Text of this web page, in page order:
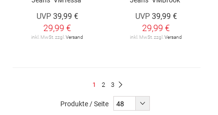
UVP 39,99 €
29,99 €
inkl. MwSt. zzgl. Versand
UVP 39,99 €
29,99 €
inkl. MwSt. zzgl. Versand
Du
1 Seite
2 Seite
3
Produkte / Seite